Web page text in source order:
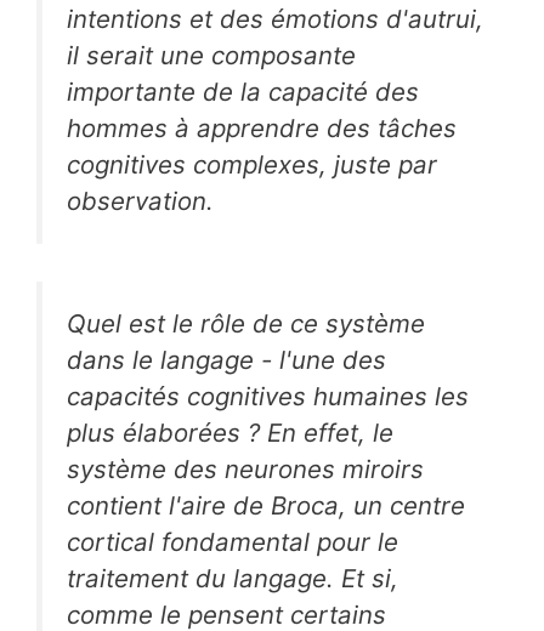
intentions et des émotions d'autrui,
il serait une composante
importante de la capacité des
hommes à apprendre des tâches
cognitives complexes, juste par
observation.
Quel est le rôle de ce système
dans le langage - l'une des
capacités cognitives humaines les
plus élaborées ? En effet, le
système des neurones miroirs
contient l'aire de Broca, un centre
cortical fondamental pour le
traitement du langage. Et si,
comme le pensent certains